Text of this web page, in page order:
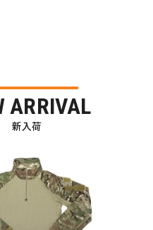
ARRIVAL
新入荷